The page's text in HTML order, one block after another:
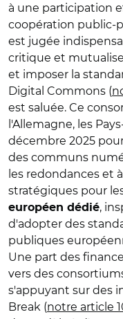
à une participation
coopération public-
est jugée
critique et
et imposer la
Digital Commons (
est saluée. Ce
l'Allemagne, les
décembre 2025
des communs
les redondances et
stratégiques pour
européen dédié,
d'adopter des
publiques
Une part des
vers des
s'appuyant sur des
Break (notre article